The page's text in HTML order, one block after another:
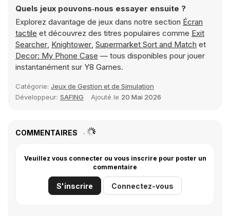
Quels jeux pouvons‑nous essayer ensuite ?
Explorez davantage de jeux dans notre section Écran
tactile et découvrez des titres populaires comme Exit
Searcher, Knightower, Supermarket Sort and Match et
Decor: My Phone Case — tous disponibles pour jouer
instantanément sur Y8 Games.
Catégorie: Jeux de Gestion et de Simulation
Développeur: SAFING Ajouté le 20 Mai 2026
COMMENTAIRES
Veuillez vous connecter ou vous inscrire pour poster un
commentaire
S'inscrire Connectez-vous